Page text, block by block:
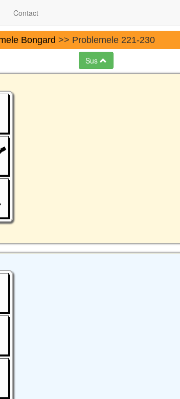
Contact
Bongard >> Problemele 221-230
Sus